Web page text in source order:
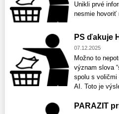
Unikli prvé
nesmie hovoriť
PS ďakuje
07.12.2025
Možno to
význam slova
spolu s
AI. Toto je
PARAZIT